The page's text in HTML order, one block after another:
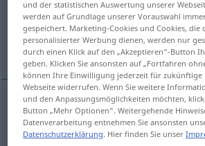
(Für mehr Details die Übersetzung
klika, koterija
klika,koterija Klüngel
und der statistischen Auswertung unserer
werden auf Grundlage unserer Vorauswahl
gespeichert. Marketing-Cookies und Cookies, die
personalisierter Werbung dienen, werden nur
durch einen Klick auf den „Akzeptieren“-Button
geben. Klicken Sie ansonsten auf „Fortfahren
können Ihre Einwilligung jederzeit für zukünftige
Webseite widerrufen. Wenn Sie weitere
und den Anpassungsmöglichkeiten möchten,
Button „Mehr Optionen“. Weitergehende
Datenverarbeitung entnehmen Sie ansonsten
Datenschutzerklärung. Hier finden Sie unser